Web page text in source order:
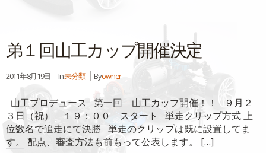
弟１回山工カップ開催決定
2011年8月19日 In未分類 Byowner
山工プロデュース 第一回 山工カップ開催！！ ９月２
３日（祝） １９：００ スタート 単走クリップ方式 上
位数名で追走にて決勝 単走のクリップは既に設置してま
す。 配点、審査方法も前もって公表します。 […]